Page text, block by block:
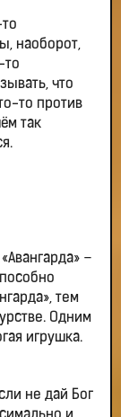
наоборот,
то
что
то против
так
–
тем
Одним
игрушка.
не дай Бог